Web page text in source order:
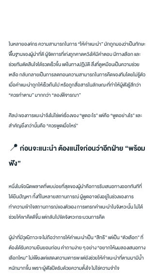
ในหลายองค์กร ความสามารถในการ “ให้คำแนะนำ” มักถูกมองว่าเป็นทักษะ
พื้นฐานของผู้นำที่ดี ผู้จัดการที่เก่งถูกคาดหวังให้มีคำตอบ มีทางเลือก และ
ช่วยทีมตัดสินใจได้รวดเร็วขึ้น แต่ในทางปฏิบัติ สิ่งที่ดูเหมือนเป็นความช่วย
เหลือ กลับกลายเป็นการลดทอนความสามารถในการคิดของทีมโดยไม่รู้ตัว
เมื่อคำแนะนำถูกให้เร็วเกินไป หรือถูกสื่อสารในลักษณะที่ทำให้ผู้ฟังรู้สึกว่า
“ควรทำตาม” มากกว่า “ลองพิจารณา”
ศิลปะของการแนะนำจึงไม่ใช่แค่เรื่องของ “พูดอะไร” แต่คือ “พูดอย่างไร” และ
สำคัญยิ่งกว่านั้นคือ “ควรพูดเมื่อไหร่”
📍 ก่อนจะแนะนำ ต้องแน่ใจก่อนว่าอีกฝ่าย “พร้อม
ฟัง”
หนึ่งในข้อผิดพลาดที่พบบ่อยที่สุดของผู้นำคือการรีบเสนอทางออกทันทีที่
ได้ยินปัญหา ทั้งที่ในหลายสถานการณ์ ผู้พูดอาจยังอยู่ในช่วงของการ
ทำความเข้าใจสถานการณ์ของตัวเอง การแทรกคำแนะนำในจังหวะนั้น ไม่ได้
ช่วยให้เขาคิดดีขึ้น แต่กลับไปขัดจังหวะกระบวนการคิด
ผู้นำที่มีวุฒิภาวะจะไม่ถือว่าการให้คำแนะนำเป็น “สิทธิ” แต่เป็น “ตัวเลือก” ที่
ต้องได้รับความยินยอมก่อน คำถามง่าย ๆ อย่าง “อยากให้ผมลองเสนอทาง
เลือกไหม” ไม่เพียงแค่แสดงความเคารพ แต่ยังช่วยให้คำแนะนำที่ตามมามีน้ำ
หนักมากขึ้น เพราะผู้ฟังเปิดรับด้วยความตั้งใจ ไม่ใช่ความจำใจ